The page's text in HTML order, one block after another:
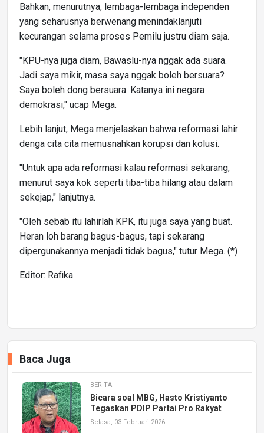
Bahkan, menurutnya, lembaga-lembaga independen
yang seharusnya berwenang menindaklanjuti
kecurangan selama proses Pemilu justru diam saja.
"KPU-nya juga diam, Bawaslu-nya nggak ada suara.
Jadi saya mikir, masa saya nggak boleh bersuara?
Saya boleh dong bersuara. Katanya ini negara
demokrasi," ucap Mega.
Lebih lanjut, Mega menjelaskan bahwa reformasi lahir
denga cita cita memusnahkan korupsi dan kolusi.
"Untuk apa ada reformasi kalau reformasi sekarang,
menurut saya kok seperti tiba-tiba hilang atau dalam
sekejap," lanjutnya.
"Oleh sebab itu lahirlah KPK, itu juga saya yang buat.
Heran loh barang bagus-bagus, tapi sekarang
dipergunakannya menjadi tidak bagus," tutur Mega. (*)
Editor: Rafika
Baca Juga
BERITA
Bicara soal MBG, Hasto Kristiyanto
Tegaskan PDIP Partai Pro Rakyat
Selasa, 03 Februari 2026